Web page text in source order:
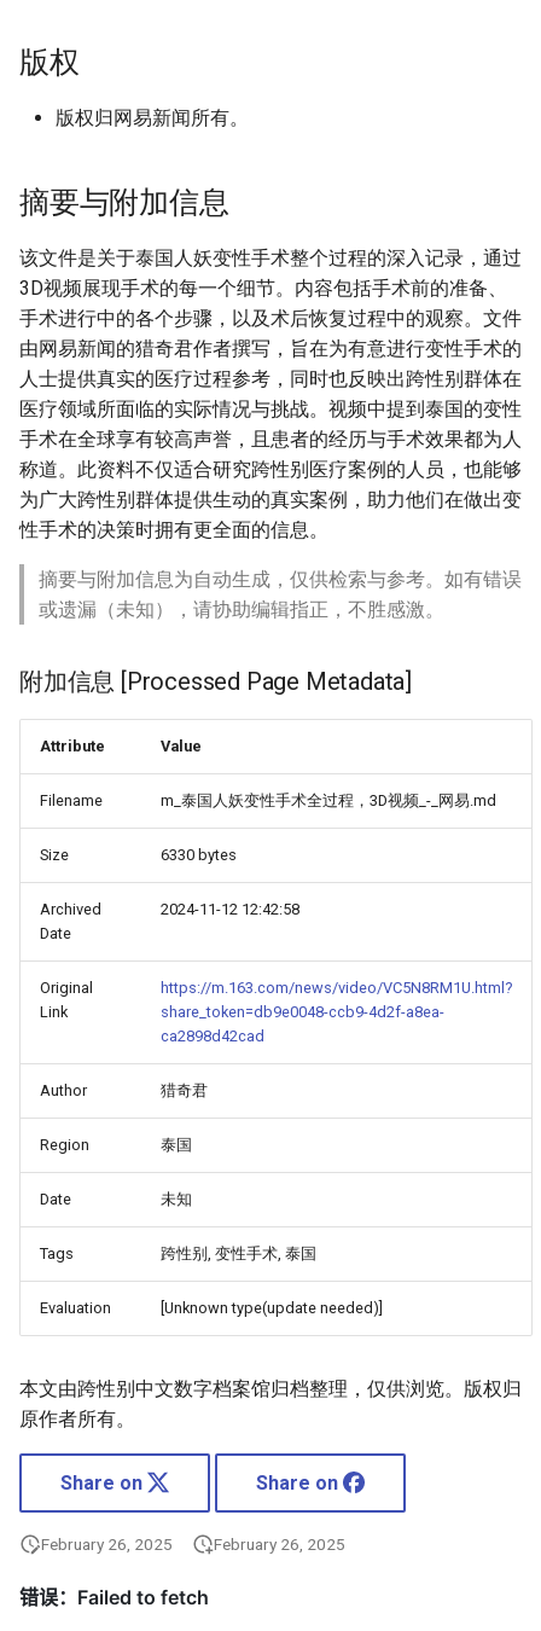
版权
版权归网易新闻所有。
摘要与附加信息
该文件是关于泰国人妖变性手术整个过程的深入记录，通过
3D视频展现手术的每一个细节。内容包括手术前的准备、
手术进行中的各个步骤，以及术后恢复过程中的观察。文件
由网易新闻的猎奇君作者撰写，旨在为有意进行变性手术的
人士提供真实的医疗过程参考，同时也反映出跨性别群体在
医疗领域所面临的实际情况与挑战。视频中提到泰国的变性
手术在全球享有较高声誉，且患者的经历与手术效果都为人
称道。此资料不仅适合研究跨性别医疗案例的人员，也能够
为广大跨性别群体提供生动的真实案例，助力他们在做出变
性手术的决策时拥有更全面的信息。
摘要与附加信息为自动生成，仅供检索与参考。如有错误
或遗漏（未知），请协助编辑指正，不胜感激。
附加信息 [Processed Page Metadata]
Attribute Value
Filename m_泰国人妖变性手术全过程，3D视频_-_网易.md
Size 6330 bytes
Archived
Date
2024-11-12 12:42:58
Original
Link
https://m.163.com/news/video/VC5N8RM1U.html?
share_token=db9e0048-ccb9-4d2f-a8ea-
ca2898d42cad
Author 猎奇君
Region 泰国
Date 未知
Tags 跨性别, 变性手术, 泰国
Evaluation [Unknown type(update needed)]
本文由跨性别中文数字档案馆归档整理，仅供浏览。版权归
原作者所有。
Share on Share on
February 26, 2025 February 26, 2025